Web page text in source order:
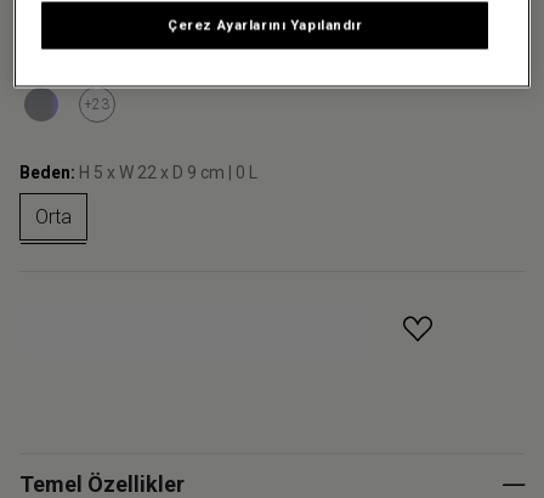
+23
Beden: H 5 x W 22 x D 9 cm | 0 L
Orta
Temel Özellikler
Çerez Ayarlarını Yapılandır